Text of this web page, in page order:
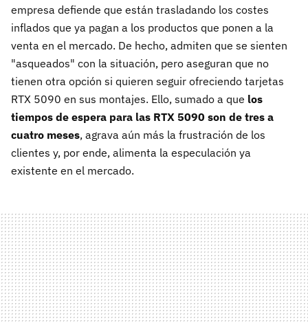
empresa defiende que están trasladando los costes
inflados que ya pagan a los productos que ponen a la
venta en el mercado. De hecho, admiten que se sienten
"asqueados" con la situación, pero aseguran que no
tienen otra opción si quieren seguir ofreciendo tarjetas
RTX 5090 en sus montajes. Ello, sumado a que los
tiempos de espera para las RTX 5090 son de tres a
cuatro meses, agrava aún más la frustración de los
clientes y, por ende, alimenta la especulación ya
existente en el mercado.